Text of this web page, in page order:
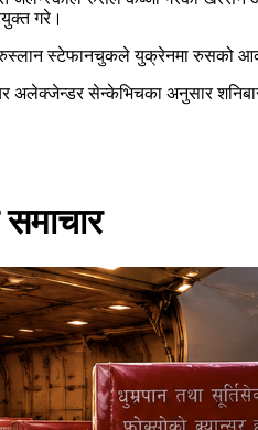
गरे।
स्टेफानचुकले युक्रेनमा रुसको
अलेक्जेन्डर सेन्केभिचका अनुसार